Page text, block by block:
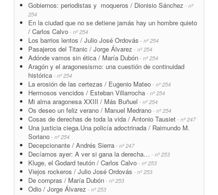
Gobiernos: periodistas y moqueros / Dionisio Sánchez - nº
254
En la ciudad que no se detiene jamás hay un hombre quieto
/ Carlos Calvo - nº 254
Los barrios lentos / Julio José Ordovás - nº 254
Pasajeros del Titanic / Jorge Álvarez - nº 254
Adónde vamos sin ética / María Dubón - nº 254
Aragón y el aragonesismo: una cuestión de continuidad
histórica - nº 254
La erosión de las certezas / Eugenio Mateo - nº 254
Hermosos vencidos / Esteban Villarrocha - nº 254
Mi alma aragonesa XXIII / Más Buñuel - nº 254
Os deseo un feliz verano / Manuel Medrano - nº 254
Cosas de derechas de toda la vida / Antonio Tausiet - nº 247
Una justicia ciega.Una policía adoctrinada / Raimundo M.
Soriano - nº 254
Decepcionante / Andrés Sierra - nº 247
Decíamos ayer: A ver si gana la derecha… - nº 253
Kluge, el Godard teutón / Carlos Calvo - nº 253
Viejos rockeros / Julio José Ordovás - nº 253
De compras / María Dubón - nº 253
Odio / Jorge Álvarez - nº 253